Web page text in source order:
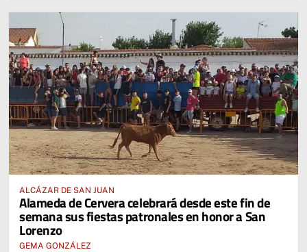
ALCÁZAR DE SAN JUAN
Alameda de Cervera celebrará desde este fin de
semana sus fiestas patronales en honor a San
Lorenzo
GEMA GONZÁLEZ